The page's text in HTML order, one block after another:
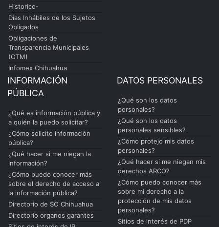
Historico-
Días Inhábiles de los Sujetos
Obligados
Obligaciones de
Transparencia Municipales
(OTM)
Infomex Chihuahua
INFORMACIÓN
PÚBLICA
¿Qué es información pública y
a quién la puedo solicitar?
¿Cómo solicito información
pública?
¿Qué hacer si me niegan la
información?
¿Cómo puedo conocer más
sobre el derecho de acceso a
la información pública?
Directorio de SO Chihuahua
Directorio organos garantes
DATOS PERSONALES
¿Qué son los datos
personales?
¿Qué son los datos
personales sensibles?
¿Cómo protejo mis datos
personales?
¿Qué hacer si me niegan mis
derechos ARCO?
¿Cómo puedo conocer más
sobre mi derecho a la
protección de mis datos
personales?
Sitios de interés de PDP